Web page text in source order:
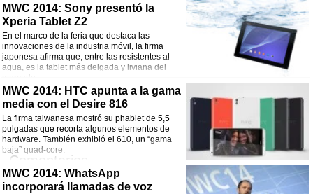
Comentarios
¡Comparte esta noticia!
Facebook
Twitter
WhatsApp
Email
MWC 2014: Sony presentó la
Xperia Tablet Z2
En el marco de la feria que destaca las
innovaciones de la industria móvil, la firma
japonesa afirma que, entre las resistentes al
agua, es la tablet más delgada y liviana del
mercado.
Comentarios
Facebook
Twitter
WhatsApp
Email
MWC 2014: HTC apunta a la gama
media con el Desire 816
La firma taiwanesa mostró su phablet de 5,5
pulgadas que recorta algunos elementos de
hardware. También exhibió el 610, un “gama
baja” quad-core.
Comentarios
¡Comparte esta noticia!
MWC 2014: WhatsApp
incorporará llamadas de voz